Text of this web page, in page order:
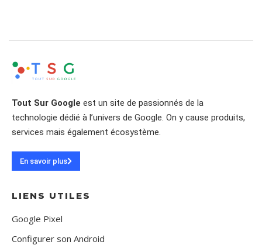
Tout Sur Google est un site de passionnés de la
technologie dédié à l’univers de Google. On y cause produits,
services mais également écosystème.
En savoir plus
LIENS UTILES
Google Pixel
Configurer son Android